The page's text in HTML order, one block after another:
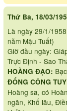
Thứ Ba, 18/03/
Là ngày 29/1/
năm Mậu Tuất)
Giờ đầu ngày:
Trực Định - Sao
HOÀNG ĐẠO:
ĐỔNG CÔNG
Hoàng sa, có
ngân, Khố lâu,